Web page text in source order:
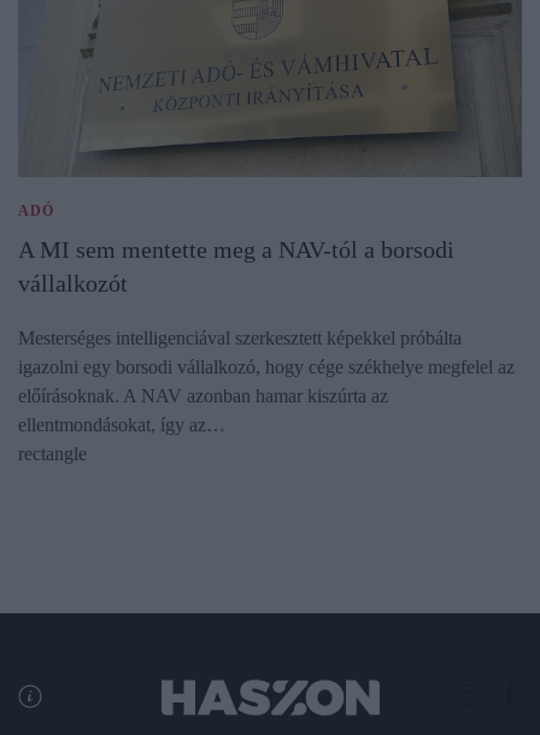
ADÓ
A MI sem mentette meg a NAV-tól a borsodi
vállalkozót
Mesterséges intelligenciával szerkesztett képekkel próbálta
igazolni egy borsodi vállalkozó, hogy cége székhelye megfelel az
előírásoknak. A NAV azonban hamar kiszúrta az
ellentmondásokat, így az…
rectangle